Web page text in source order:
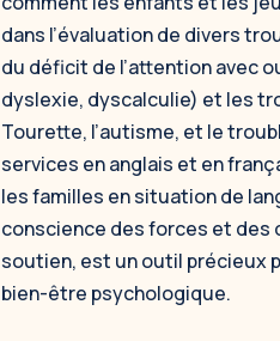
dans l’évaluation de divers
du déficit de l’attention avec
dyslexie, dyscalculie) et les
Tourette, l’autisme, et le
services en anglais et en
les familles en situation de
conscience des forces et
soutien, est un outil précieux
bien-être psychologique.